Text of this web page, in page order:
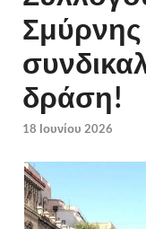
Σμύρνης
δράση!
18 Ιουνίου 2026